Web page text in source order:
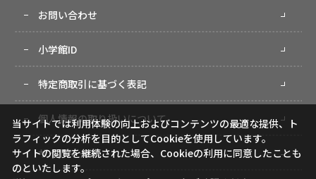
お問い合わせ
小学館ID
特定商取引に基づく表記
個人情報の取り扱いについて
サイトマップ
当サイトでは利用体験の向上およびコンテンツの最適な提供、ト
ラフィックの分析を目的としてCookieを使用しています。
サイトの閲覧を継続された場合、Cookieの利用に同意したことも
のといたします。